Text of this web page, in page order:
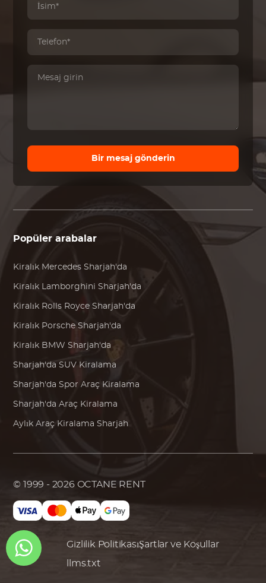
Bir mesaj gönderin
Popüler arabalar
Kiralık Mercedes Sharjah'da
Kiralık Lamborghini Sharjah'da
Kiralık Rolls Royce Sharjah'da
Kiralık Porsche Sharjah'da
Kiralık BMW Sharjah'da
Sharjah'da SUV Kiralama
Sharjah'da Spor Araç Kiralama
Sharjah'da Araç Kiralama
Aylık Araç Kiralama Sharjah
© 1999 - 2026 OCTANE RENT
Gizlilik PolitikasıŞartlar ve Koşullar
llms.txt